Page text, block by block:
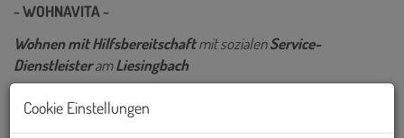
~ WOHNAVITA ~
Wohnen mit Hilfsbereitschaftmit sozialenService-
DienstleisteramLiesingbach
In einem tollen Neubau gelangenprovisionsfreie
Cookie Einstellungen